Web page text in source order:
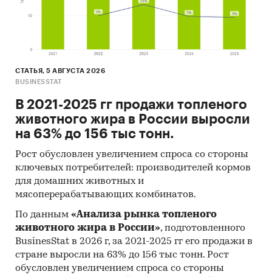
Подготовить доказательную базу для
партнерами на основе рыночной
аналитики.
распределение товара.Выявить регионы с
самым высоким спросом и сфокусировать
там маркетинг и логистику. Сравнить
покупательскую активность в разных
федеральных округах.
Спланировать рекламные кампании и
усилить локализованный маркетинг.
Настроить таргетированную рекламу в
регионах с максимальным спросом.
Разработать региональные акции и
спецпредложения с учетом покупательской
способности.
СТАТЬЯ, 5 АВГУСТА 2026
BUSINESSTAT
В 2021-2025 гг продажи топленого
животного жира в России выросли
на 63% до 156 тыс тонн.
Рост обусловлен увеличением спроса со стороны
ключевых потребителей: производителей кормов
для домашних животных и
мясоперерабатывающих комбинатов.
По данным «Анализа рынка топленого
животного жира в России», подготовленного
BusinesStat в 2026 г, за 2021-2025 гг его продажи в
стране выросли на 63% до 156 тыс тонн. Рост
обусловлен увеличением спроса со стороны